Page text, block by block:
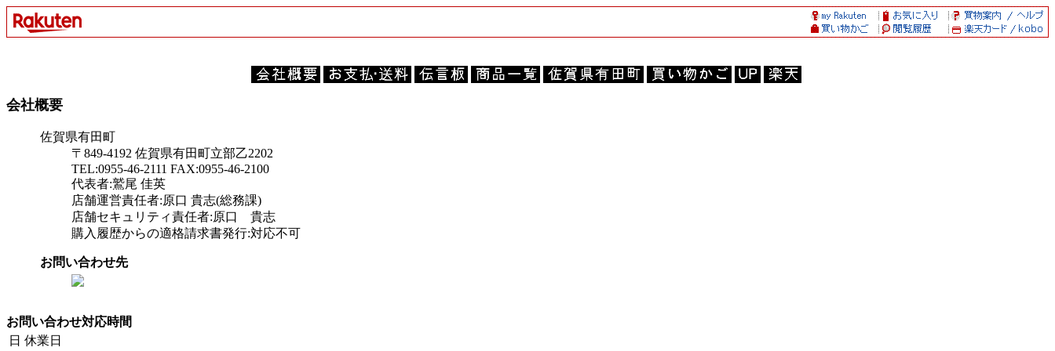
会社概要
佐賀県有田町
〒849-4192 佐賀県有田町立部乙2202
TEL:0955-46-2111 FAX:0955-46-2100
代表者:鷲尾 佳英
店舗運営責任者:原口 貴志(総務課)
店舗セキュリティ責任者:原口 貴志
購入履歴からの適格請求書発行:対応不可
お問い合わせ先
お問い合わせ対応時間
日 休業日